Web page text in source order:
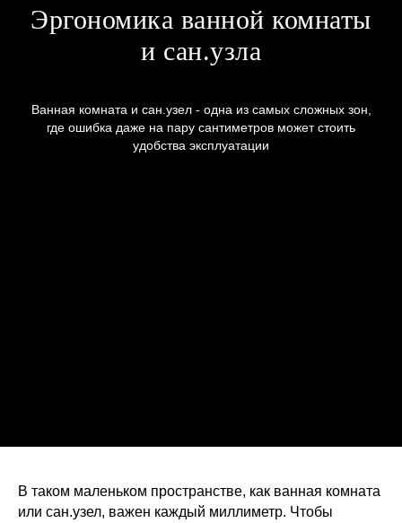
Эргономика ванной комнаты
и сан.узла
Ванная комната и сан.узел - одна из самых сложных зон,
где ошибка даже на пару сантиметров может стоить
удобства эксплуатации
В таком маленьком пространстве, как ванная комната
или сан.узел, важен каждый миллиметр. Чтобы